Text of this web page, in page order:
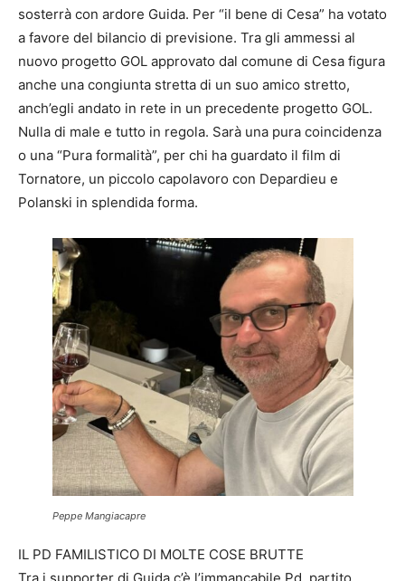
sosterrà con ardore Guida. Per “il bene di Cesa” ha votato
a favore del bilancio di previsione. Tra gli ammessi al
nuovo progetto GOL approvato dal comune di Cesa figura
anche una congiunta stretta di un suo amico stretto,
anch’egli andato in rete in un precedente progetto GOL.
Nulla di male e tutto in regola. Sarà una pura coincidenza
o una “Pura formalità”, per chi ha guardato il film di
Tornatore, un piccolo capolavoro con Depardieu e
Polanski in splendida forma.
Peppe Mangiacapre
IL PD FAMILISTICO DI MOLTE COSE BRUTTE